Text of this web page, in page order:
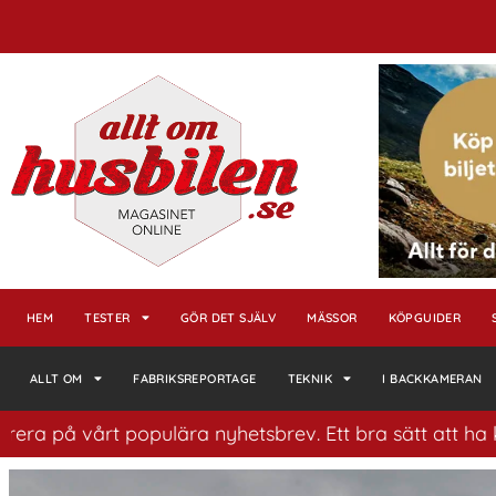
HEM TESTER GÖR DET SJÄLV MÄSSOR KÖPGUIDER
ALLT OM FABRIKSREPORTAGE TEKNIK I BACKKAMERAN
nyhetsbrev. Ett bra sätt att ha koll på